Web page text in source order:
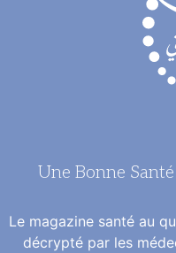
Une Bonne
Le magazine santé au
décrypté par les